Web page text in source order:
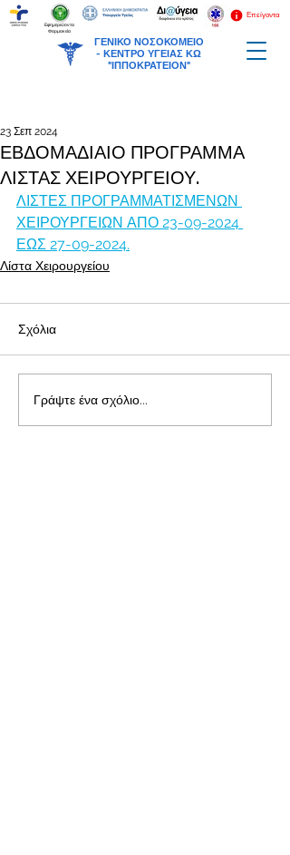
ΓΕΝΙΚΟ ΝΟΣΟΚΟΜΕΙΟ
- ΚΕΝΤΡΟ ΥΓΕΙΑΣ ΚΩ
"ΙΠΠΟΚΡΑΤΕΙΟΝ"
Επείγοντα
Εφημερεύοντα
Φαρμακεία
ΕΒΔΟΜΑΔΙΑΙΟ ΠΡΟΓΡΑΜΜΑ
ΛΙΣΤΑΣ ΧΕΙΡΟΥΡΓΕΙΟΥ.
23 Σεπ 2024
ΛΙΣΤΕΣ ΠΡΟΓΡΑΜΜΑΤΙΣΜΕΝΩΝ
ΧΕΙΡΟΥΡΓΕΙΩΝ ΑΠΟ 23-09-2024
ΕΩΣ 27-09-2024.
Λίστα Χειρουργείου
Σχόλια
Γράψτε ένα σχόλιο...